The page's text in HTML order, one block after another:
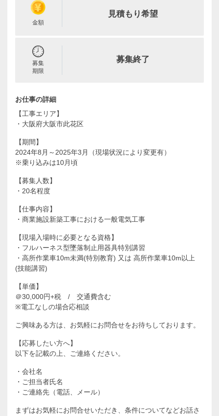
金額
見積もり希望
募集
期限
募集終了
お仕事の詳細
【工事エリア】
・大阪府大阪市此花区
【期間】
2024年8月～2025年3月（現場状況により変更有）
※乗り込みは10月頃
【募集人数】
・20名程度
【仕事内容】
・商業施設新築工事における一般電気工事
【現場入場時に必要となる資格】
・フルハーネス型墜落制止用器具特別講習
・高所作業車10m未満(特別教育) 又は 高所作業車10m以上
(技能講習)
【単価】
＠30,000円+税 / 交通費含む
※電工なしの場合応相談
ご興味ある方は、お気軽にお問合せをお待ちしております。
【応募したい方へ】
以下を記載の上、ご連絡ください。
・会社名
・ご担当者氏名
・ご連絡先（電話、メール）
まずはお気軽にお問合せいただき、条件についてなどお話さ